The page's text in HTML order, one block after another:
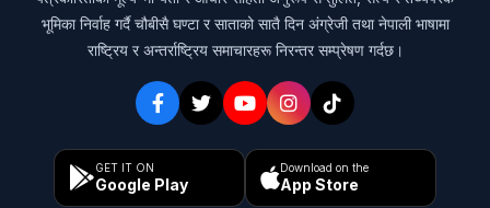
भूमिका निर्वाह गर्दै चौबीसै घण्टा र साताको सातै दिन अंग्रेजी तथा नेपाली भाषामा
राष्ट्रिय र अन्तर्राष्ट्रिय समाचारहरू निरन्तर सम्प्रेषण गर्दछ।
GET IT ON
Google Play
Download on the
App Store